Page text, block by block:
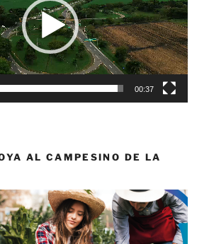
00:37
AL CAMPESINO DE LA